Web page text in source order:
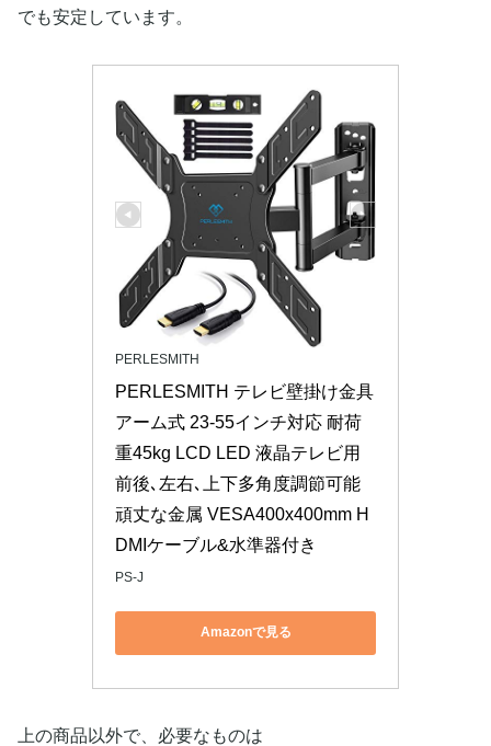
でも安定しています。
PERLESMITH
PERLESMITH テレビ壁掛け金具
アーム式 23-55インチ対応 耐荷
重45kg LCD LED 液晶テレビ用
前後､左右､上下多角度調節可能
頑丈な金属 VESA400x400mm H
DMIケーブル&水準器付き
PS-J
Amazonで見る
上の商品以外で、必要なものは